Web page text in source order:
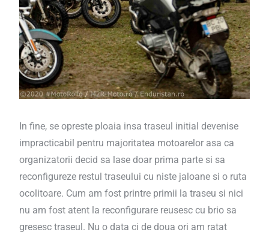
In fine, se opreste ploaia insa traseul initial devenise
impracticabil pentru majoritatea motoarelor asa ca
organizatorii decid sa lase doar prima parte si sa
reconfigureze restul traseului cu niste jaloane si o ruta
ocolitoare. Cum am fost printre primii la traseu si nici
nu am fost atent la reconfigurare reusesc cu brio sa
gresesc traseul. Nu o data ci de doua ori am ratat